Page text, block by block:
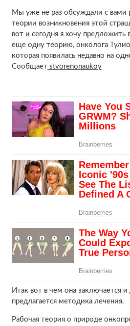
Мы уже не раз обсуждали с вами
теории возникновения этой
вот и сегодня я хочу предложить
еще одну теорию, онколога
которая появилась недавно на
Сообщаетstvorenonaukoy
Итак вот в чем она заключается
предлагается методика лечения.
Рабочая теория о природе